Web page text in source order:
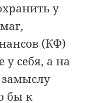
у
(КФ)
у себя, а на
бы к